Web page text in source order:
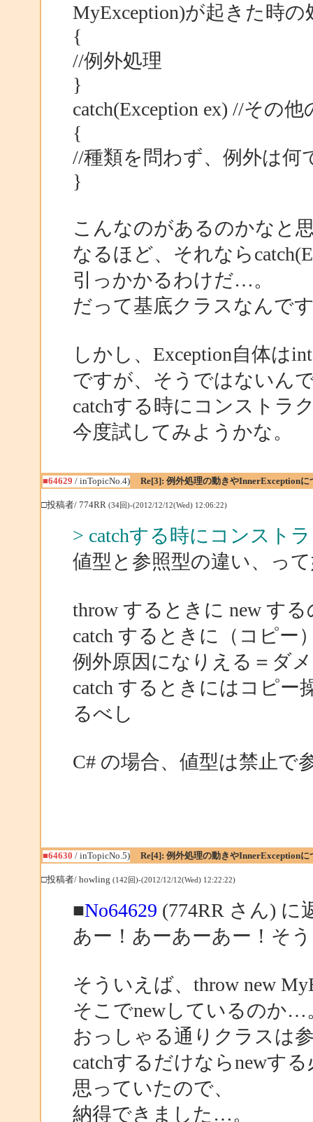
MyException)が起きた時の
{
//例外処理
}
catch(Exception ex) //その他
{
//種類を問わず、例外は何
}
こんなのがあるのかなと
なるほど、それなら
引っかかるわけだ…。
だって基底クラスなんで
しかし、Exception自体は
ですが、そうではないん
catchする時にコンストラ
今度試してみようかな。
■64629 / inTopicNo.4) Re[3]: 例外処理の動きやInnerExceptionに
□投稿者/ 774RR (34回)-(2012/12/12(Wed) 12:06:22)
> catchする時にコンスト
値型と参照型の違い、っ
throw するときに new す
catch するときに（コピ
例外原因になりえる＝ダ
catch するときにはコピー
るべし
C# の場合、値型は禁止で
■64630 / inTopicNo.5) Re[4]: 例外処理の動きやInnerExceptionに
□投稿者/ howling (142回)-(2012/12/12(Wed) 12:22:22)
■No64629 (774RR さん) に
あー！あーあーあー！そ
そういえば、throw new
そこでnewしているのか…
おっしゃる通りクラスは
catchするだけならnewす
思っていたので、
納得できました…。